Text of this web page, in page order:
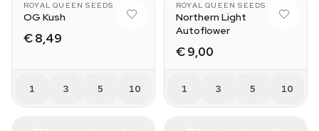
ROYAL QUEEN SEEDS
OG Kush
€ 8,49
1 3 5 10
ROYAL QUEEN SEEDS
Northern Light
Autoflower
€ 9,00
1 3 5 10